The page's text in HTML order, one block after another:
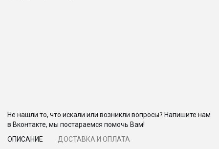
Не нашли то, что искали или возникли вопросы? Напишите нам
в Вконтакте, мы постараемся помочь Вам!
ОПИСАНИЕ
ДОСТАВКА И ОПЛАТА